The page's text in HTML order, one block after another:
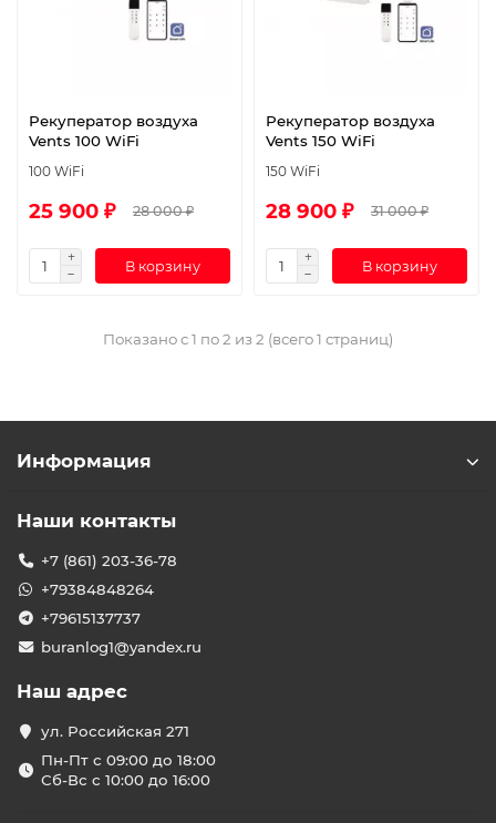
Рекуператор воздуха
Vents 100 WiFi
100 WiFi
25 900 ₽ 28 000 ₽
В корзину
Рекуператор воздуха
Vents 150 WiFi
150 WiFi
28 900 ₽ 31 000 ₽
В корзину
Показано с 1 по 2 из 2 (всего 1 страниц)
Информация
Наши контакты
+7 (861) 203-36-78
+79384848264
+79615137737
buranlog1@yandex.ru
Наш адрес
ул. Российская 271
Пн-Пт с 09:00 до 18:00
Сб-Вс с 10:00 до 16:00